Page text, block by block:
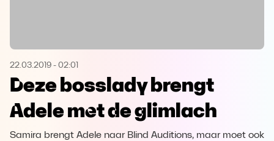
Microsoft Edge Download
Opera Download
22.03.2019 - 02:01
Deze bosslady brengt
Adele met de glimlach
Samira brengt Adele naar Blind Auditions, maar moet ook